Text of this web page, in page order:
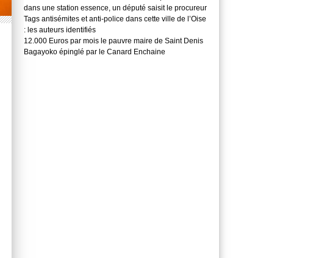
dans une station essence, un député saisit le procureur
Tags antisémites et anti-police dans cette ville de l’Oise
: les auteurs identifiés
12.000 Euros par mois le pauvre maire de Saint Denis
Bagayoko épinglé par le Canard Enchaine